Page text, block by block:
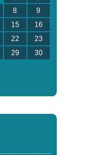
8
9
15
16
22
23
29
30